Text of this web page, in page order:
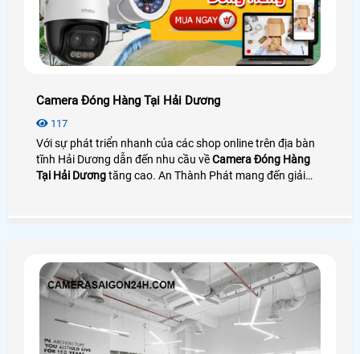
Camera Đóng Hàng Tại Hải Dương
117
Với sự phát triển nhanh của các shop online trên địa bàn
tĩnh Hải Dương dẫn đến nhu cầu vềCamera Đóng Hàng
Tại Hải Dươngtăng cao. An Thành Phát mang đến giải